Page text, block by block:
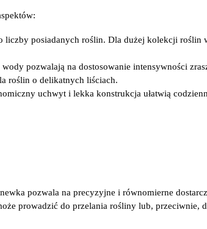
liczby posiadanych roślin. Dla dużej kolekcji roślin
pozwalają na dostosowanie intensywności
roślin o delikatnych liściach.
uchwyt i lekka konstrukcja ułatwią
pozwala na precyzyjne i równomierne
prowadzić do przelania rośliny lub, przeciwnie,